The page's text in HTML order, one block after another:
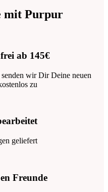
mit Purpur
ab 145€
wir Dir Deine neuen
zu
geliefert
Freunde